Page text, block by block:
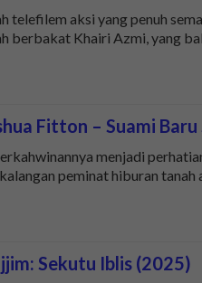
telefilem aksi yang penuh
berbakat Khairi Azmi, yang
Fitton – Suami Baru
menjadi
peminat hiburan tanah
Sekutu Iblis (2025)